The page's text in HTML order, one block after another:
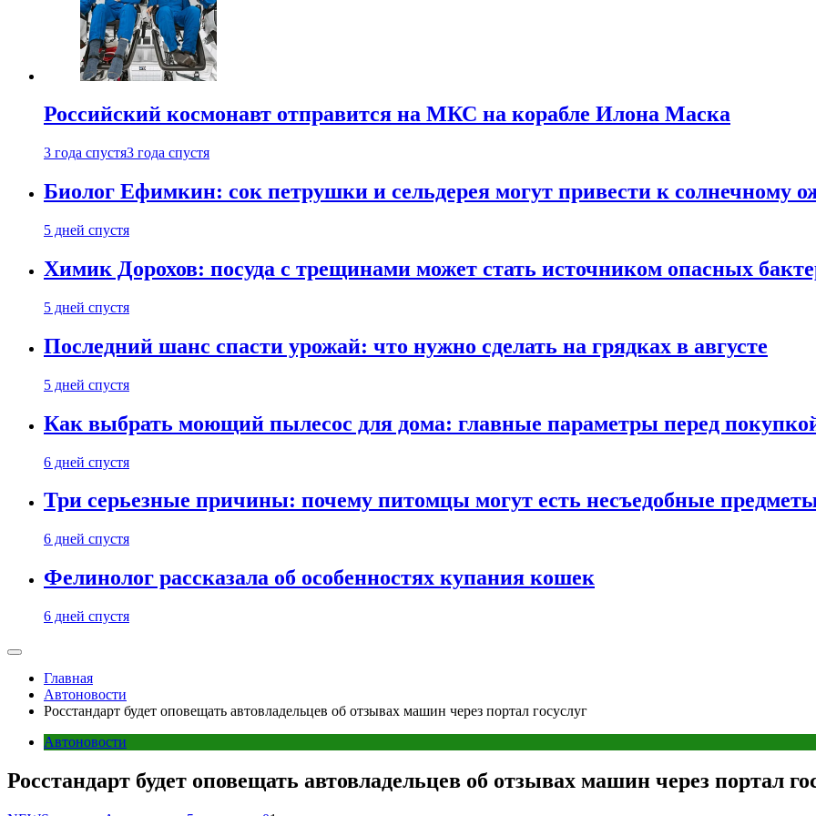
Российский космонавт отправится на МКС на корабле Илона Маска
3 года спустя3 года спустя
Биолог Ефимкин: сок петрушки и сельдерея могут привести к солнечному
5 дней спустя
Химик Дорохов: посуда с трещинами может стать источником опасных
5 дней спустя
Последний шанс спасти урожай: что нужно сделать на грядках в августе
5 дней спустя
Как выбрать моющий пылесос для дома: главные параметры перед
6 дней спустя
Три серьезные причины: почему питомцы могут есть несъедобные
6 дней спустя
Фелинолог рассказала об особенностях купания кошек
6 дней спустя
Главная
Автоновости
Росстандарт будет оповещать автовладельцев об отзывах машин через портал госуслуг
Автоновости
Росстандарт будет оповещать автовладельцев об отзывах машин через портал